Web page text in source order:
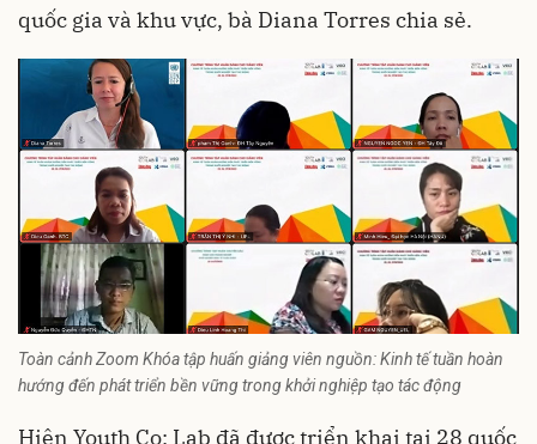
quốc gia và khu vực, bà Diana Torres chia sẻ.
Toàn cảnh Zoom Khóa tập huấn giảng viên nguồn: Kinh tế tuần hoàn
hướng đến phát triển bền vững trong khởi nghiệp tạo tác động
Hiện Youth Co: Lab đã được triển khai tại 28 quốc